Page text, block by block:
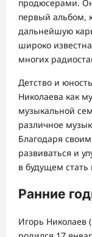
продюсерами.
первый альбом,
дальнейшую
широко
многих
Детство и
Николаева как
музыкальной
различное
Благодаря
развиваться и
в будущем
Ранние
Игорь Николаев